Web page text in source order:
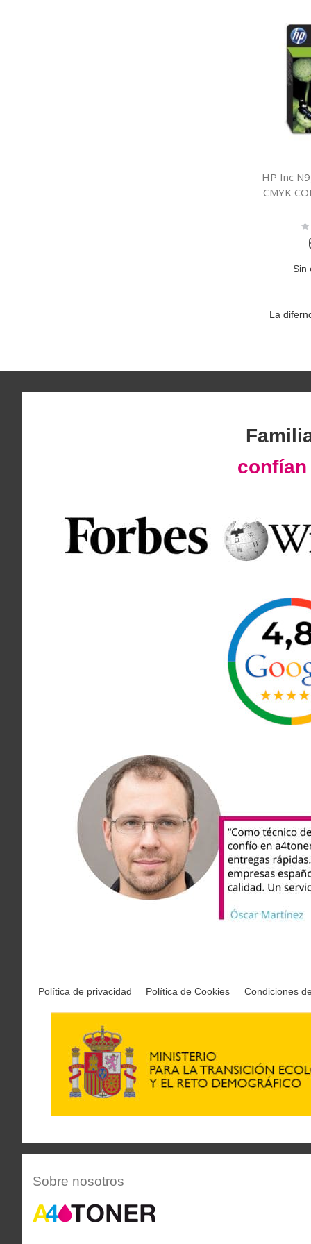
HP Inc
CMYK
Sin
La
confían
Política de privacidad Política de Cookies Condiciones
Sobre nosotros